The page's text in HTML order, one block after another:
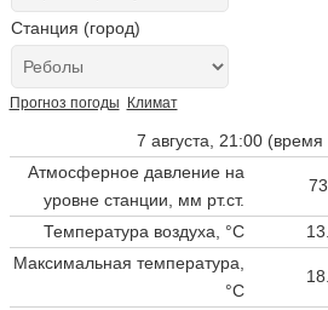
Станция (город)
Прогноз погоды Климат
7 августа, 21:00
Атмосферное давление на
уровне станции, мм рт.ст.
Температура воздуха, °C
Максимальная температура,
°C